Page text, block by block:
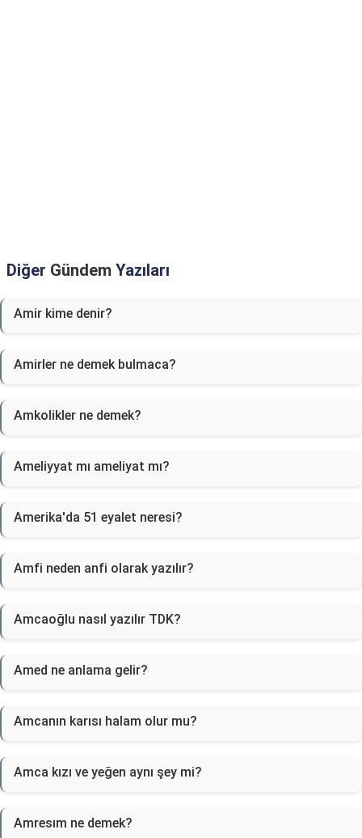
Diğer Gündem Yazıları
Amir kime denir?
Amirler ne demek bulmaca?
Amkolikler ne demek?
Ameliyyat mı ameliyat mı?
Amerika'da 51 eyalet neresi?
Amfi neden anfi olarak yazılır?
Amcaoğlu nasıl yazılır TDK?
Amed ne anlama gelir?
Amcanın karısı halam olur mu?
Amca kızı ve yeğen aynı şey mi?
Amresım ne demek?